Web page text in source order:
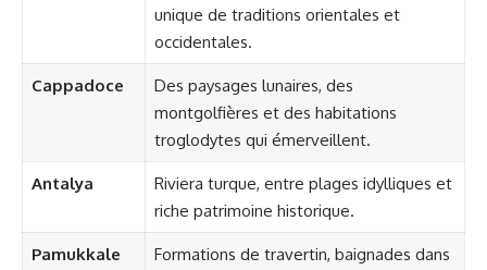
unique de traditions orientales et
occidentales.
Cappadoce
Des paysages lunaires, des
montgolfières et des habitations
troglodytes qui émerveillent.
Antalya
Riviera turque, entre plages idylliques et
riche patrimoine historique.
Pamukkale
Formations de travertin, baignades dans